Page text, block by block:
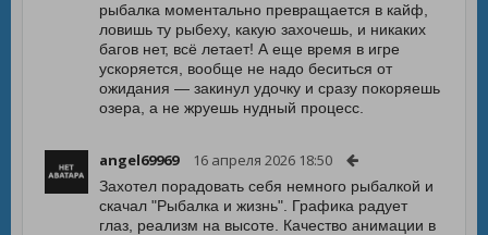
рыбалка моментально превращается в кайф,
ловишь ту рыбеху, какую захочешь, и никаких
багов нет, всё летает! А еще время в игре
ускоряется, вообще не надо беситься от
ожидания — закинул удочку и сразу покоряешь
озера, а не жруешь нудный процесс.
angel69969 16 апреля 2026 18:50
Захотел порадовать себя немного рыбалкой и
скачал "Рыбалка и жизнь". Графика радует
глаз, реализм на высоте. Качество анимации в